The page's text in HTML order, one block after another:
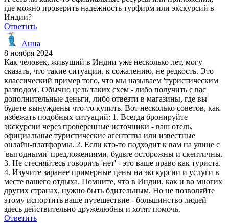
где можно проверить надежность турфирм или экскурсий в
Индии?
Ответить
Анна
8 ноября 2024
Как человек, живущий в Индии уже несколько лет, могу
сказать, что такие ситуации, к сожалению, не редкость. Это
классический пример того, что мы называем 'туристическим
разводом'. Обычно цель таких схем - либо получить с вас
дополнительные деньги, либо отвезти в магазины, где вы
будете вынуждены что-то купить. Вот несколько советов, как
избежать подобных ситуаций: 1. Всегда бронируйте
экскурсии через проверенные источники - ваш отель,
официальные туристические агентства или известные
онлайн-платформы. 2. Если кто-то подходит к вам на улице с
'выгодными' предложениями, будьте осторожны и скептичны.
3. Не стесняйтесь говорить 'нет' - это ваше право как туриста.
4. Изучите заранее примерные цены на экскурсии и услуги в
месте вашего отдыха. Помните, что в Индии, как и во многих
других странах, нужно быть бдительным. Но не позволяйте
этому испортить ваше путешествие - большинство людей
здесь действительно дружелюбны и хотят помочь.
Ответить